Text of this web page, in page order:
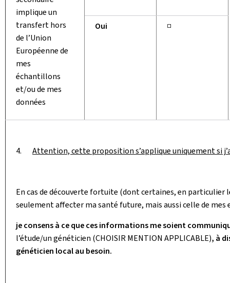
implique un
transfert hors
de l’Union
Européenne de
mes
échantillons
et/ou de mes
données
Oui □
4. Attention, cette proposition s’applique uniquement si
En cas de découverte fortuite (dont certaines, en
seulement affecter ma santé future, mais aussi celle de
je consens à ce que ces informations me soient
l’étude/un généticien (CHOISIR MENTION APPLICABLE), à
généticien local au besoin.